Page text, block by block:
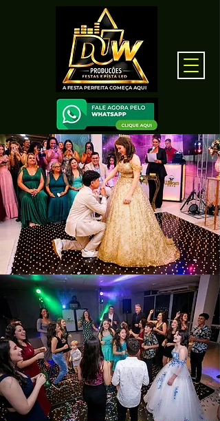
A FESTA PERFEITA COMEÇA AQUI